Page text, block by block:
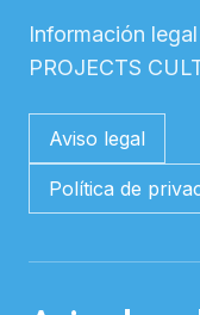
Información
PROJECTS
Aviso legal
Política de